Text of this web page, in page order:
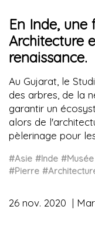
En Inde,
Architecture
renaissance.
Au Gujarat, le
des arbres, de la
garantir un
alors de
pèlerinage pour
#Asie #Inde #Musée
#Pierre
26 nov. 2020